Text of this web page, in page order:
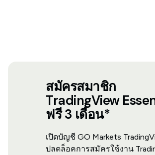
สมัครสมาชิก
TradingView
ฟรี 3 เดือน*
เปิดบัญชี GO Markets
ปลดล็อคการสมัครใช้งาน